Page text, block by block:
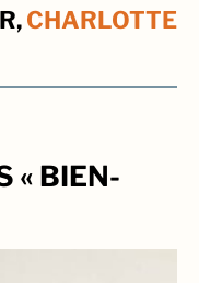
CHARLOTTE
« BIEN-